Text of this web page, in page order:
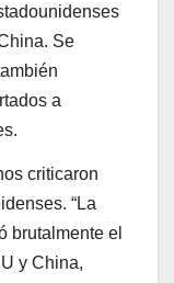
Se
a
criticaron
“La
brutalmente el
y China,